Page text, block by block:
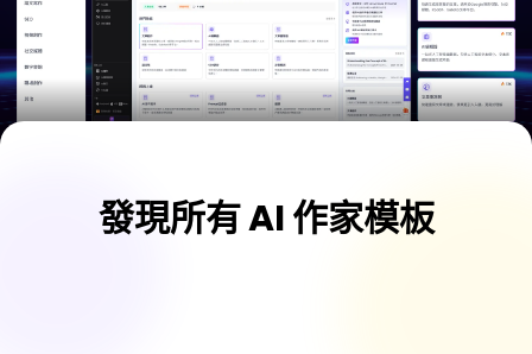
發現所有 AI 作家模板